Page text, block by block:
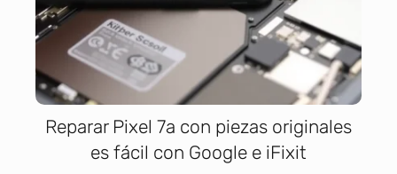
Reparar Pixel 7a con piezas originales
es fácil con Google e iFixit